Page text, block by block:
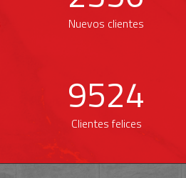
Nuevos clientes
9524
Clientes felices